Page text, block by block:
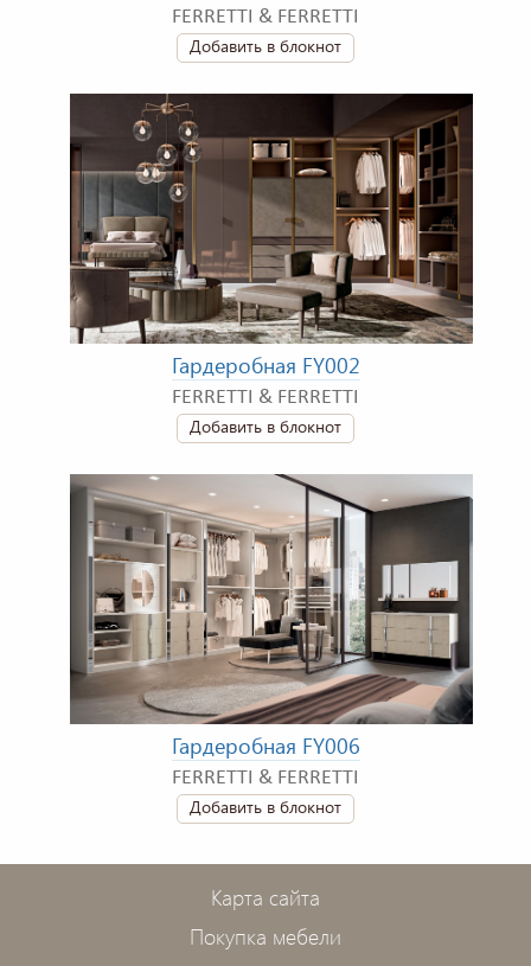
FERRETTI & FERRETTI
Добавить в блокнот
Гардеробная FY002
FERRETTI & FERRETTI
Добавить в блокнот
Гардеробная FY006
FERRETTI & FERRETTI
Добавить в блокнот
Карта сайта
Покупка мебели